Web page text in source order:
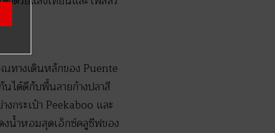
ทางเดินหลักของ Puente
นได้ดีกับพื้นลายก้างปลาสี
กระเป๋า Peekaboo และ
น้ำหอมสุดเอ็กซ์คลูซีฟของ